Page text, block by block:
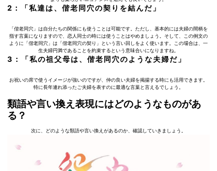
2：「私達は、偕老同穴の契りを結んだ」
「偕老同穴」は自分たちの関係にも使うことは可能です。ただし、基本的には夫婦の間柄を
指す言葉になりますので、恋人同士の時には使うことはやめましょう。そして、この例文の
ように「偕老同穴」は「偕老同穴の契り」という言い回しをよく使います。この場合は、一
生夫婦円満であることを約束するという意味合いになりますね。
3：「私の祖父母は、偕老同穴のような夫婦だ」
お祝いの席で使うイメージが強いのですが、仲の良い夫婦を掲揚する時にも活用できます。
特に長年連れ添ったご夫婦を表すのに最適な言葉と言えるでしょう。
類語や⾔い換え表現にはどのようなものがあ
る？
次に、どのような類語や言い換えがあるのか、確認していきましょう。